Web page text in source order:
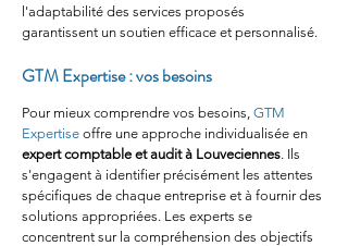
l'adaptabilité des services proposés
garantissent un soutien efficace et personnalisé.
GTM Expertise : vos besoins
Pour mieux comprendre vos besoins, GTM
Expertise offre une approche individualisée en
expert comptable et audit à Louveciennes. Ils
s'engagent à identifier précisément les attentes
spécifiques de chaque entreprise et à fournir des
solutions appropriées. Les experts se
concentrent sur la compréhension des objectifs